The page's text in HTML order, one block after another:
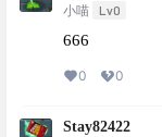
小喵 Lv0
666
0 0
Stay82422